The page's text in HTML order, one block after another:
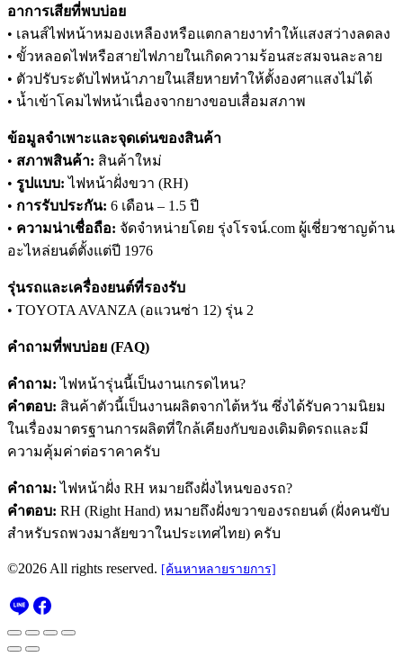
อาการเสียที่พบบ่อย
• เลนส์ไฟหน้าหมองเหลืองหรือแตกลายงาทำให้แสงสว่างลดลง
• ขั้วหลอดไฟหรือสายไฟภายในเกิดความร้อนสะสมจนละลาย
• ตัวปรับระดับไฟหน้าภายในเสียหายทำให้ตั้งองศาแสงไม่ได้
• น้ำเข้าโคมไฟหน้าเนื่องจากยางขอบเสื่อมสภาพ
ข้อมูลจำเพาะและจุดเด่นของสินค้า
• สภาพสินค้า: สินค้าใหม่
• รูปแบบ: ไฟหน้าฝั่งขวา (RH)
• การรับประกัน: 6 เดือน – 1.5 ปี
• ความน่าเชื่อถือ: จัดจำหน่ายโดย รุ่งโรจน์.com ผู้เชี่ยวชาญด้าน
อะไหล่ยนต์ตั้งแต่ปี 1976
รุ่นรถและเครื่องยนต์ที่รองรับ
• TOYOTA AVANZA (อแวนซ่า 12) รุ่น 2
คำถามที่พบบ่อย (FAQ)
คำถาม: ไฟหน้ารุ่นนี้เป็นงานเกรดไหน?
คำตอบ: สินค้าตัวนี้เป็นงานผลิตจากไต้หวัน ซึ่งได้รับความนิยม
ในเรื่องมาตรฐานการผลิตที่ใกล้เคียงกับของเดิมติดรถและมี
ความคุ้มค่าต่อราคาครับ
คำถาม: ไฟหน้าฝั่ง RH หมายถึงฝั่งไหนของรถ?
คำตอบ: RH (Right Hand) หมายถึงฝั่งขวาของรถยนต์ (ฝั่งคนขับ
สำหรับรถพวงมาลัยขวาในประเทศไทย) ครับ
©2026 All rights reserved. [ค้นหาหลายรายการ]